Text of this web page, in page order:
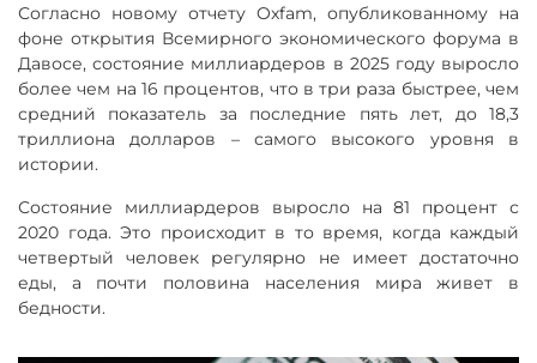
Согласно новому отчету Oxfam, опубликованному на
фоне открытия Всемирного экономического форума в
Давосе, состояние миллиардеров в 2025 году выросло
более чем на 16 процентов, что в три раза быстрее, чем
средний показатель за последние пять лет, до 18,3
триллиона долларов – самого высокого уровня в
истории.
Состояние миллиардеров выросло на 81 процент с
2020 года. Это происходит в то время, когда каждый
четвертый человек регулярно не имеет достаточно
еды, а почти половина населения мира живет в
бедности.